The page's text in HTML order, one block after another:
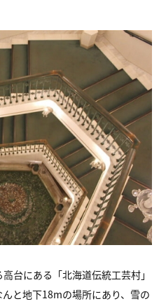
台にある「北海道伝統工芸村」
と地下18mの場所にあり、雪の